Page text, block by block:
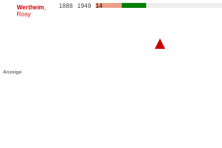
Wertheim
Rosy
1888 1949 14
▲
Anzeige